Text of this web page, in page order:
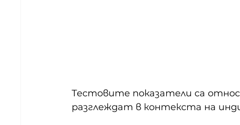
Тестовите показатели са
разглеждат в контекста на